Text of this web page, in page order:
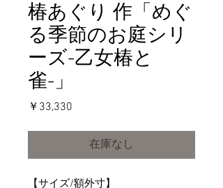
椿あぐり 作「めぐ
る季節のお庭シリ
ーズ-乙女椿と
雀-」
￥33,330
在庫なし
【サイズ/額外寸】